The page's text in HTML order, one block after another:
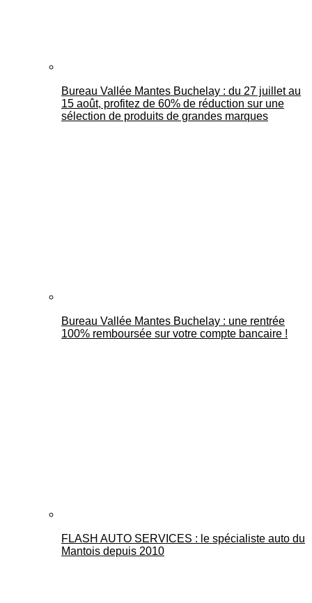
Bureau Vallée Mantes Buchelay : du 27 juillet au
15 août, profitez de 60% de réduction sur une
sélection de produits de grandes marques
Bureau Vallée Mantes Buchelay : une rentrée
100% remboursée sur votre compte bancaire !
FLASH AUTO SERVICES : le spécialiste auto du
Mantois depuis 2010